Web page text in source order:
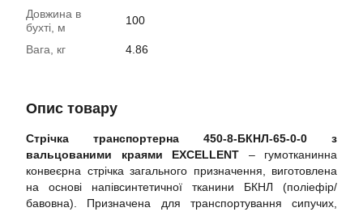
Довжина в
бухті, м
100
Вага, кг 4.86
Опис товару
Стрічка транспортерна 450-8-БКНЛ-65-0-0 з
вальцованими краями EXCELLENT – гумотканинна
конвеєрна стрічка загального призначення, виготовлена
на основі напівсинтетичної тканини БКНЛ (поліефір/
бавовна). Призначена для транспортування сипучих,